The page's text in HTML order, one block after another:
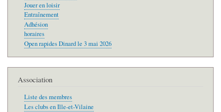
Jouer en loisir
Entraînement
Adhésion
horaires
Open rapides Dinard le 3 mai 2026
Association
Liste des membres
Les clubs en Ille-et-Vilaine